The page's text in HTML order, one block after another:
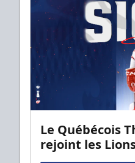
Le Québécois
rejoint les